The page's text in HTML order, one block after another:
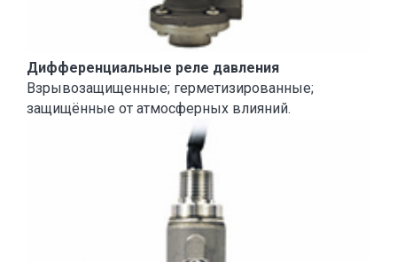
Дифференциальные реле давления
Взрывозащищенные; герметизированные;
защищённые от атмосферных влияний.